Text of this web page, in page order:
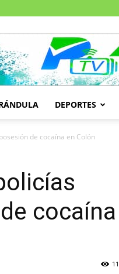
DEPORTES
de cocaína en Colón